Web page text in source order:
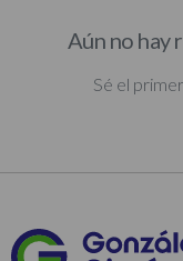
Aún no hay
Sé el